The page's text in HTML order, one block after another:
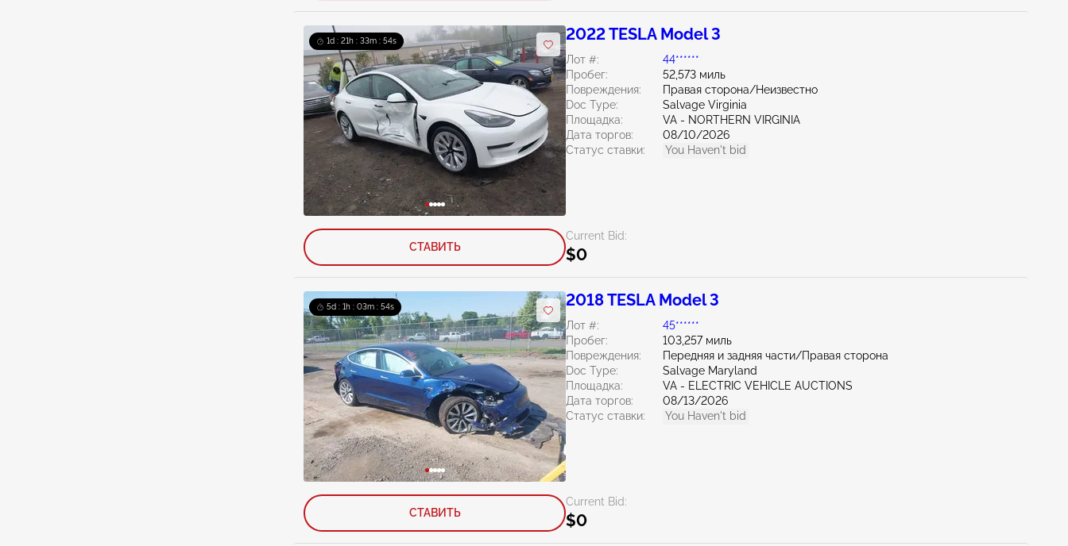
1d : 21h : 33m : 53s 2022 TESLA Model 3
Лот #:
44******
Пробег:
52,573 миль
Повреждения:
Правая сторона/Неизвестно
Doc Type:
Salvage Virginia
Площадка:
VA - NORTHERN VIRGINIA
Дата торгов:
08/10/2026
Статус ставки:
You Haven't bid
Current Bid:
$0
СТАВИТЬ
5d : 1h : 03m : 53s 2018 TESLA Model 3
Лот #:
45******
Пробег:
103,257 миль
Повреждения:
Передняя и задняя части/Правая сторона
Doc Type:
Salvage Maryland
Площадка:
VA - ELECTRIC VEHICLE AUCTIONS
Дата торгов:
08/13/2026
Статус ставки:
You Haven't bid
Current Bid:
$0
СТАВИТЬ